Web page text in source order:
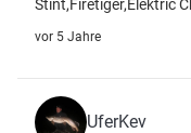
Stint,Firetiger,Elektric
vor 5 Jahre
UferKev